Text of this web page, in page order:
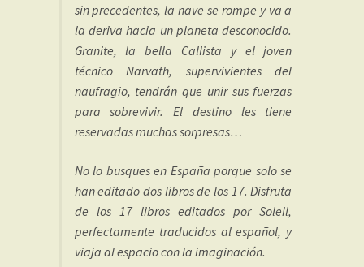
sin precedentes, la nave se rompe y va a
la deriva hacia un planeta desconocido.
Granite, la bella Callista y el joven
técnico Narvath, supervivientes del
naufragio, tendrán que unir sus fuerzas
para sobrevivir. El destino les tiene
reservadas muchas sorpresas…
No lo busques en España porque solo se
han editado dos libros de los 17. Disfruta
de los 17 libros editados por Soleil,
perfectamente traducidos al español, y
viaja al espacio con la imaginación.